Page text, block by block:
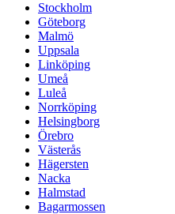
Stockholm
Göteborg
Malmö
Uppsala
Linköping
Umeå
Luleå
Norrköping
Helsingborg
Örebro
Västerås
Hägersten
Nacka
Halmstad
Bagarmossen